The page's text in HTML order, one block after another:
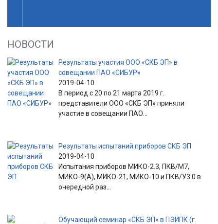
НОВОСТИ
Результаты участия ООО «СКБ ЭП» в
совещании ПАО «СИБУР»
2019-04-10
В период с 20 по 21 марта 2019 г.
представители ООО «СКБ ЭП» приняли
участие в совещании ПАО...
Результаты испытаний приборов СКБ ЭП
2019-04-10
Испытания приборов МИКО-2.3, ПКВ/М7,
МИКО-9(А), МИКО-21, МИКО-10 и ПКВ/У3.0 в
очередной раз...
Обучающий семинар «СКБ ЭП» в ПЭИПК (г.